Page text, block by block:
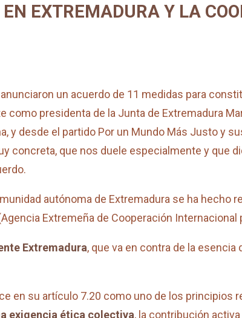
EXTREMADURA Y LA
un acuerdo de 11 medidas para
como presidenta de la Junta de Extremadura
y desde el partido Por un Mundo Más Justo y
concreta, que nos duele especialmente y que
autónoma de Extremadura se ha hecho
Extremeña de Cooperación Internacional
Extremadura, que va en contra de la
en su artículo 7.20 como uno de los principios
exigencia ética colectiva, la contribución